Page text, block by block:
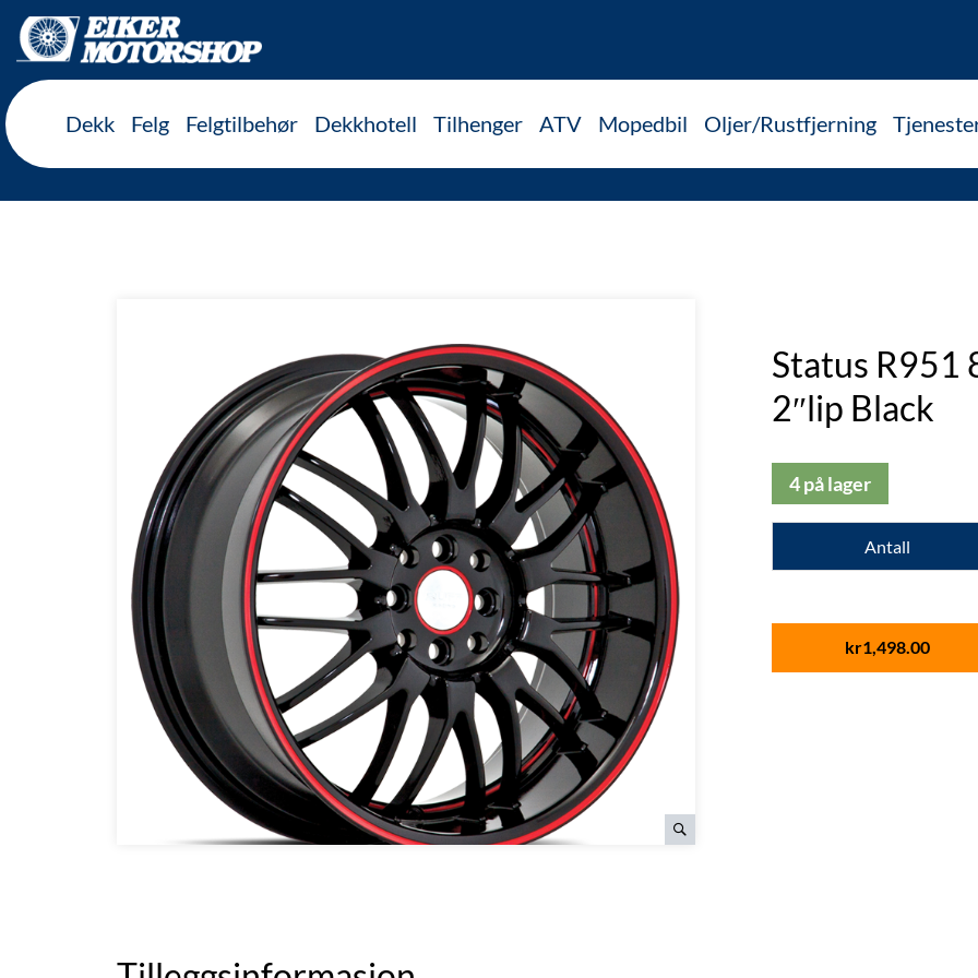
Dekk Felg Felgtilbehør Dekkhotell Tilhenger ATV Mopedbil Oljer/Rustfjerning
Status
2″lip Black
4 på lager
Antall
kr1,498.00
Inkl. mva